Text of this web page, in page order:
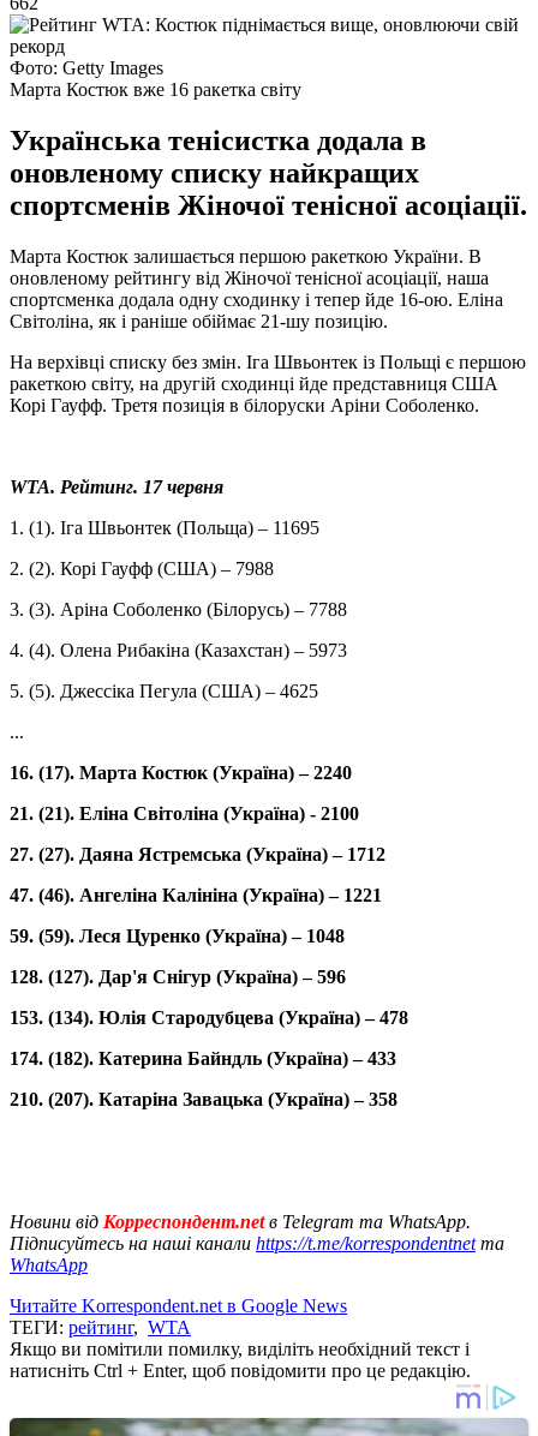
Фото: Getty Images
Марта Костюк вже 16 ракетка світу
Українська тенісистка додала в
оновленому списку найкращих
спортсменів Жіночої тенісної асоціації.
Марта Костюк залишається першою ракеткою України. В
оновленому рейтингу від Жіночої тенісної асоціації, наша
спортсменка додала одну сходинку і тепер йде 16-ою. Еліна
Світоліна, як і раніше обіймає 21-шу позицію.
На верхівці списку без змін. Іга Швьонтек із Польщі є першою
ракеткою світу, на другій сходинці йде представниця США
Корі Гауфф. Третя позиція в білоруски Аріни Соболенко.
WTA. Рейтинг. 17 червня
1. (1). Іга Швьонтек (Польща) – 11695
2. (2). Корі Гауфф (США) – 7988
3. (3). Аріна Соболенко (Білорусь) – 7788
4. (4). Олена Рибакіна (Казахстан) – 5973
5. (5). Джессіка Пегула (США) – 4625
...
16. (17). Марта Костюк (Україна) – 2240
21. (21). Еліна Світоліна (Україна) - 2100
27. (27). Даяна Ястремська (Україна) – 1712
47. ​​(46). Ангеліна Калініна (Україна) – 1221
59. (59). Леся Цуренко (Україна) – 1048
128. (127). Дар'я Снігур (Україна) – 596
153. (134). Юлія Стародубцева (Україна) – 478
174. (182). Катерина Байндль (Україна) – 433
210. (207). Катаріна Завацька (Україна) – 358
Новини від Корреспондент.netв Telegram та WhatsApp.
Підписуйтесь на наші канали https://t.me/korrespondentnetта
WhatsApp
Читайте Korrespondent.net в Google News
ТЕГИ: рейтинг, WTA
Якщо ви помітили помилку, виділіть необхідний текст і
натисніть Ctrl + Enter, щоб повідомити про це редакцію.